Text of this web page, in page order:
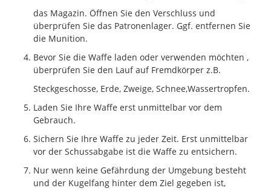
das Magazin. Öffnen Sie den Verschluss und
überprüfen Sie das Patronenlager. Ggf. entfernen Sie
die Munition.
Bevor Sie die Waffe laden oder verwenden möchten ,
überprüfen Sie den Lauf auf Fremdkörper z.B.
Steckgeschosse, Erde, Zweige, Schnee,Wassertropfen.
Laden Sie Ihre Waffe erst unmittelbar vor dem
Gebrauch.
Sichern Sie Ihre Waffe zu jeder Zeit. Erst unmittelbar
vor der Schussabgabe ist die Waffe zu entsichern.
Nur wenn keine Gefährdung der Umgebung besteht
und der Kugelfang hinter dem Ziel gegeben ist,